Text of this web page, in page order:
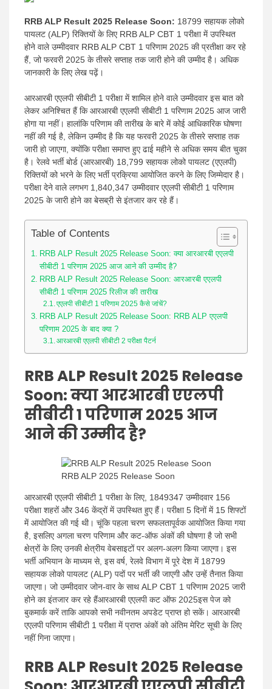
RRB ALP Result 2025 Release Soon: 18799 सहायक लोको
पायलट (ALP) रिक्तियों के लिए RRB ALP CBT 1 परीक्षा में उपस्थित
होने वाले उम्मीदवार RRB ALP CBT 1 परिणाम 2025 की प्रतीक्षा कर रहे
हैं, जो फरवरी 2025 के तीसरे सप्ताह तक जारी होने की उम्मीद है। अधिक
जानकारी के लिए लेख पढ़ें।
आरआरबी एएलपी सीबीटी 1 परीक्षा में शामिल होने वाले उम्मीदवार इस बात को
लेकर अनिश्चित हैं कि आरआरबी एएलपी सीबीटी 1 परिणाम 2025 आज जारी
होगा या नहीं। हालांकि परिणाम की तारीख के बारे में कोई आधिकारिक घोषणा
नहीं की गई है, लेकिन उम्मीद है कि यह फरवरी 2025 के तीसरे सप्ताह तक
जारी हो जाएगा, क्योंकि परीक्षा समाप्त हुए ढाई महीने से अधिक समय बीत चुका
है। रेलवे भर्ती बोर्ड (आरआरबी) 18,799 सहायक लोको पायलट (एएलपी)
रिक्तियों को भरने के लिए भर्ती प्रक्रिया आयोजित करने के लिए जिम्मेदार है।
परीक्षा देने वाले लगभग 1,840,347 उम्मीदवार एएलपी सीबीटी 1 परिणाम
2025 के जारी होने का बेसब्री से इंतजार कर रहे हैं।
Table of Contents
RRB ALP Result 2025 Release Soon: क्या आरआरबी एएलपी
सीबीटी 1 परिणाम 2025 आज आने की उम्मीद है?
RRB ALP Result 2025 Release Soon: आरआरबी एएलपी
सीबीटी 1 परिणाम 2025 रिलीज की तारीख
एएलपी सीबीटी 1 परिणाम 2025 कैसे जांचें?
RRB ALP Result 2025 Release Soon: RRB ALP एएलपी
परिणाम 2025 के बाद क्या ?
आरआरबी एएलपी सीबीटी 2 परीक्षा पैटर्न
RRB ALP Result 2025 Release
Soon: क्या आरआरबी एएलपी
सीबीटी 1 परिणाम 2025 आज
आने की उम्मीद है?
RRB ALP 2025 Release Soon
आरआरबी एएलपी सीबीटी 1 परीक्षा के लिए, 1849347 उम्मीदवार 156
परीक्षा शहरों और 346 केंद्रों में उपस्थित हुए हैं। परीक्षा 5 दिनों में 15 शिफ्टों
में आयोजित की गई थी। चूंकि पहला चरण सफलतापूर्वक आयोजित किया गया
है, इसलिए अगला चरण परिणाम और कट-ऑफ अंकों की घोषणा है जो सभी
क्षेत्रों के लिए उनकी क्षेत्रीय वेबसाइटों पर अलग-अलग किया जाएगा। इस
भर्ती अभियान के माध्यम से, इस वर्ष, रेलवे विभाग में पूरे देश में 18799
सहायक लोको पायलट (ALP) पदों पर भर्ती की जाएगी और उन्हें तैनात किया
जाएगा। जो उम्मीदवार जोन-वार के साथ ALP CBT 1 परिणाम 2025 जारी
होने का इंतजार कर रहे हैंआरआरबी एएलपी कट ऑफ 2025इस पेज को
बुकमार्क करें ताकि आपको सभी नवीनतम अपडेट प्राप्त हो सकें। आरआरबी
एएलपी परिणाम सीबीटी 1 परीक्षा में प्राप्त अंकों को अंतिम मेरिट सूची के लिए
नहीं गिना जाएगा।
RRB ALP Result 2025 Release